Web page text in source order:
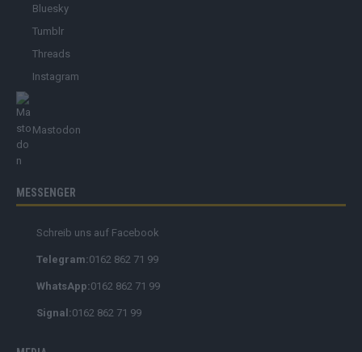
Bluesky
Tumblr
Threads
Instagram
Mastodon
MESSENGER
Schreib uns auf Facebook
Telegram:0162 862 71 99
WhatsApp:0162 862 71 99
Signal:0162 862 71 99